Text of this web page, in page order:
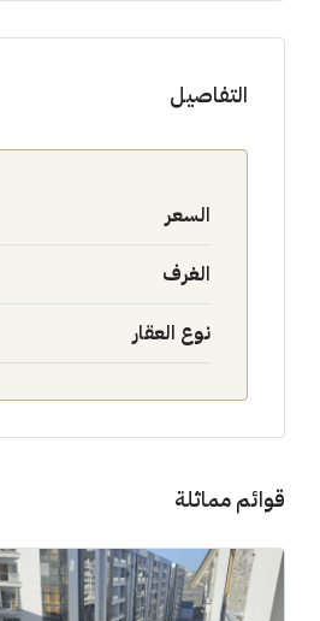
التفاصيل
السعر
الغرف
نوع العقار
قوائم مماثلة